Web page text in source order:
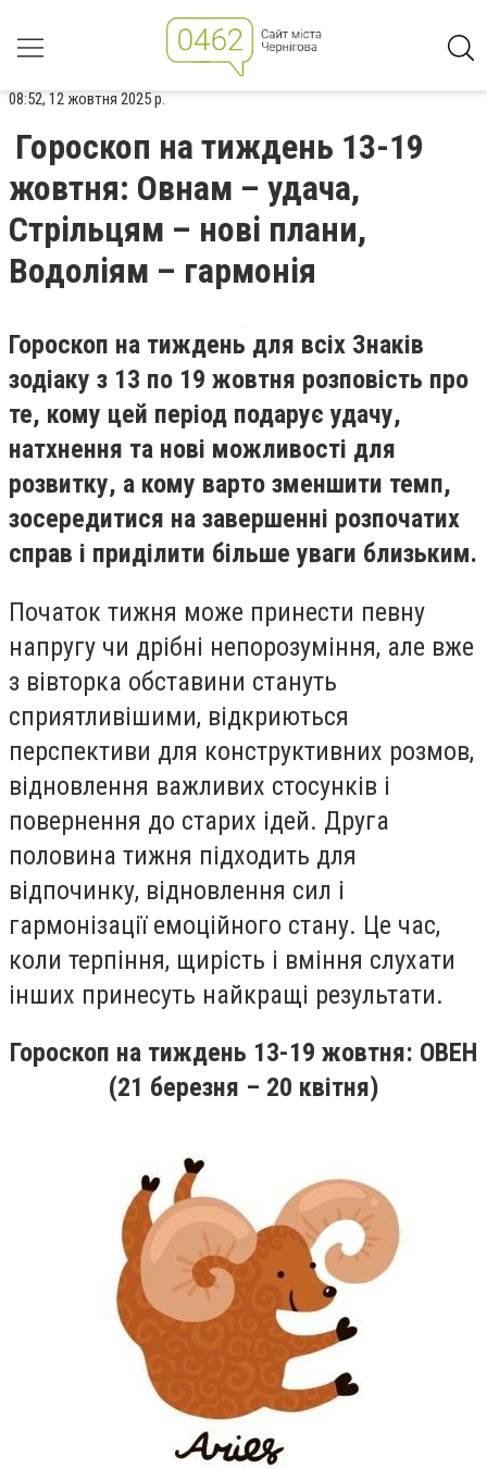
08:52, 12 жовтня 2025 р.
Гороскоп на тиждень 13-19
жовтня: Овнам – удача,
Стрільцям – нові плани,
Водоліям – гармонія
Гороскоп на тиждень для всіх Знаків
зодіаку з 13 по 19 жовтня розповість про
те, кому цей період подарує удачу,
натхнення та нові можливості для
розвитку, а кому варто зменшити темп,
зосередитися на завершенні розпочатих
справ і приділити більше уваги близьким.
Початок тижня може принести певну
напругу чи дрібні непорозуміння, але вже
з вівторка обставини стануть
сприятливішими, відкриються
перспективи для конструктивних розмов,
відновлення важливих стосунків і
повернення до старих ідей. Друга
половина тижня підходить для
відпочинку, відновлення сил і
гармонізації емоційного стану. Це час,
коли терпіння, щирість і вміння слухати
інших принесуть найкращі результати.
Гороскоп на тиждень 13-19 жовтня: ОВЕН
(21 березня – 20 квітня)